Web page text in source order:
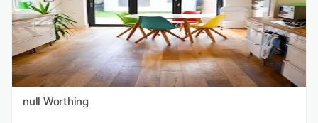
null Worthing